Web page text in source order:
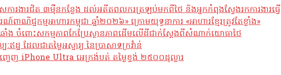
ការងារជិត ៣ម៉ឺនកន្លែង ដល់អតីតពលករត្រឡប់មកពីថៃ និងអ្នកកំពុងស្វែងរកការងារធ្វើ
ពាណិជ្ជកម្មអាហារកម្ពុជា ឆ្នាំ២០២៦» ក្រោមយុទ្ធនាការ «អាហារខ្មែរត្រូវតែខ្លាំង»
ឆាំង ចំពោះសកម្មភាពកែប្រែស្ថានភាពដើមលើដីជាក់ស្តែងពីសំណាក់យោធាថៃ
ឥដ្ឋ ដែលជាតម្លៃអស្ចារ្យ នៃប្រាសាទក្រវ៉ាន់
េញ iPhone Ultra អេក្រង់បត់ តម្លៃខ្ទង់ ២៥០០ដុល្លារ